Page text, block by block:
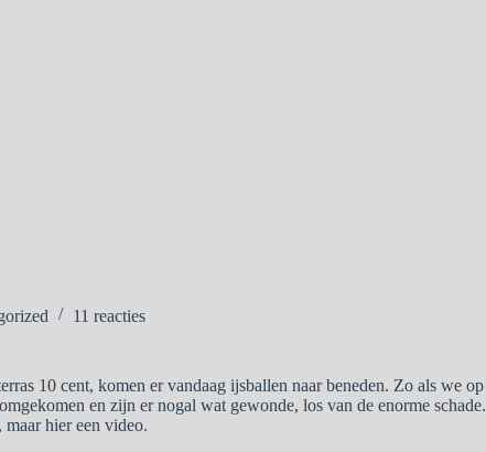
11 reacties
10 cent, komen er vandaag ijsballen naar beneden. Zo als we op
en zijn er nogal wat gewonde, los van de enorme schade.
hier een video.